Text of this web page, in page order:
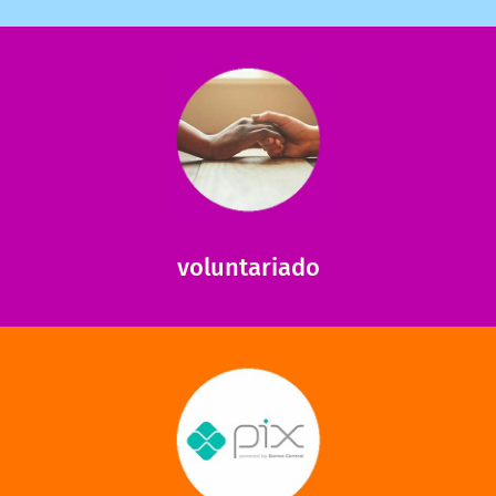
voluntariado
ajudar com certos assuntos. Entre em contato conosco e
saiba como nos ajudar.
saiba mais
mantermos nossas unidades em funcionamento!
saiba mais